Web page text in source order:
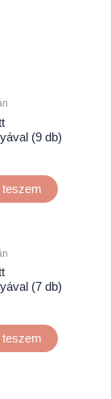
(9 db)
teszem
(7 db)
teszem